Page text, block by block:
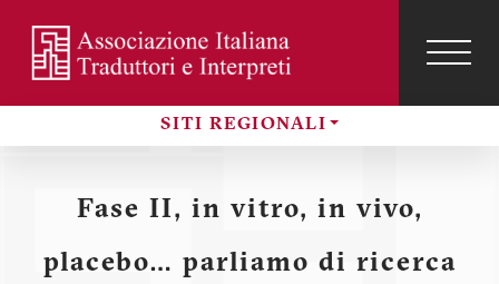
contenuto
principale
SITI REGIONALI
Menu
profilo
utente
Fase II, in vitro, in vivo,
placebo… parliamo di ricerca